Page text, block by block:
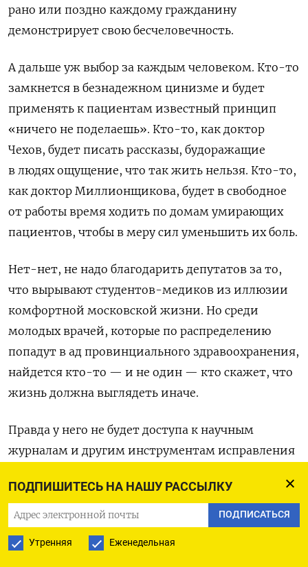
ПОДПИШИТЕСЬ НА НАШУ РАССЫЛКУ
ПОДПИСАТЬСЯ
Утренняя Еженедельная
рано или поздно каждому гражданину
демонстрирует свою бесчеловечность.
А дальше уж выбор за каждым человеком. Кто-то
замкнется в безнадежном цинизме и будет
применять к пациентам известный принцип
«ничего не поделаешь». Кто-то, как доктор
Чехов, будет писать рассказы, будоражащие
в людях ощущение, что так жить нельзя. Кто-то,
как доктор Миллионщикова, будет в свободное
от работы время ходить по домам умирающих
пациентов, чтобы в меру сил уменьшить их боль.
Нет-нет, не надо благодарить депутатов за то,
что вырывают студентов-медиков из иллюзии
комфортной московской жизни. Но среди
молодых врачей, которые по распределению
попадут в ад провинциального здравоохранения,
найдется кто-то — и не один — кто скажет, что
жизнь должна выглядеть иначе.
Правда у него не будет доступа к научным
журналам и другим инструментам исправления
Валерий Панюшкин
журналист, писатель